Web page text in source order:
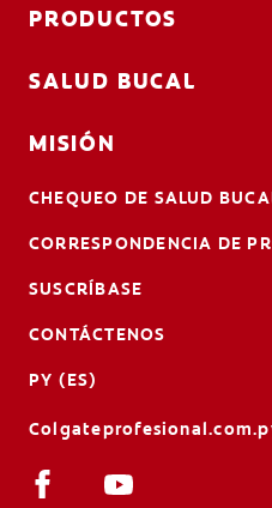
PRODUCTOS
SALUD BUCAL
MISIÓN
CHEQUEO DE SALUD
CORRESPONDENCIA DE
SUSCRÍBASE
CONTÁCTENOS
PY (ES)